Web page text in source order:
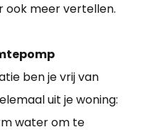
ook meer vertellen.
ben je vrij van
uit je woning:
water om te